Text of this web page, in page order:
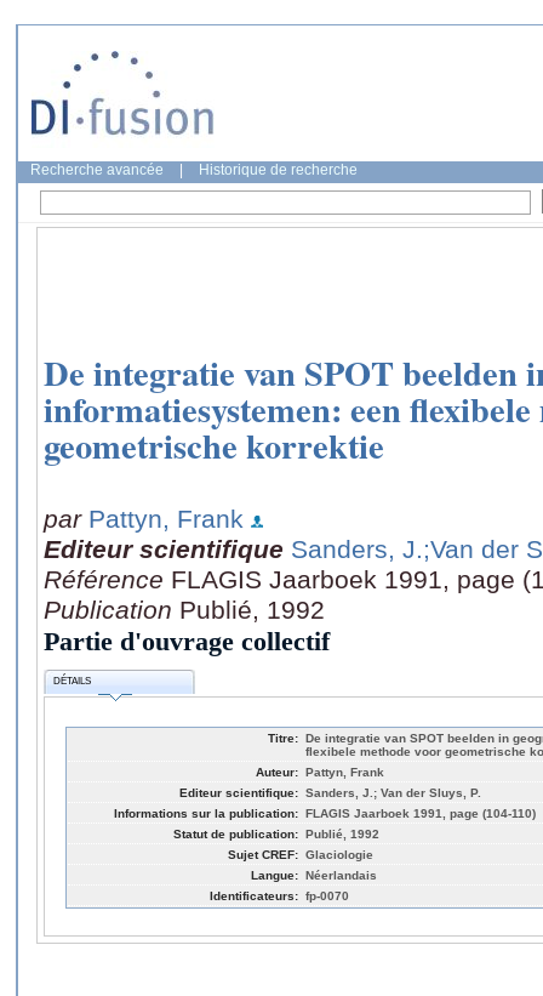
Recherche avancée Historique de recherche
De integratie van SPOT beelden
informatiesystemen: een
geometrische korrektie
par Pattyn, Frank
Editeur scientifique Sanders, J.;Van der
Référence FLAGIS Jaarboek 1991, page
Publication Publié, 1992
Partie d'ouvrage collectif
DÉTAILS
Titre: De integratie van SPOT beelden in
flexibele methode voor geometrische
Auteur: Pattyn, Frank
Editeur scientifique: Sanders, J.; Van der Sluys, P.
Informations sur la publication: FLAGIS Jaarboek 1991, page (104-110)
Statut de publication: Publié, 1992
Sujet CREF: Glaciologie
Langue: Néerlandais
Identificateurs: fp-0070